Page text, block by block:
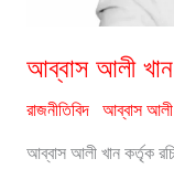
আব্বাস আলী
রাজনীতিবিদ আব্বাস আলী
আব্বাস আলী খান কর্তৃক